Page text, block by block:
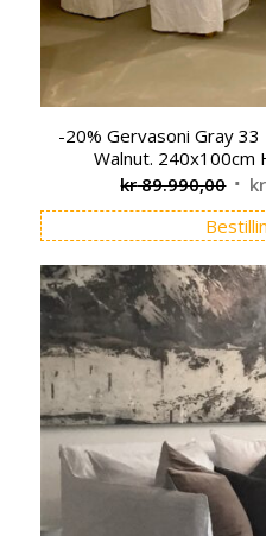
-20% Gervasoni Gray 33
Walnut. 240x100cm
kr89.990,00
pris
var:
kr
kr